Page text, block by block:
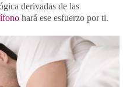
derivadas de las
hará ese esfuerzo por ti.